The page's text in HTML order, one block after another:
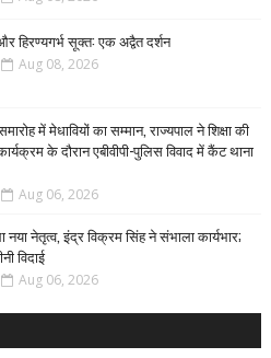
हिरण्यगर्भ सूक्त: एक अद्वैत दर्शन
Aug 08, 2026
में मेधावियों का सम्मान, राज्यपाल ने शिक्षा की
के दौरान एबीवीपी-पुलिस विवाद में कैंट थाना
Aug 06, 2026
नेतृत्व, इंद्र विक्रम सिंह ने संभाला कार्यभार;
विदाई
Aug 06, 2026